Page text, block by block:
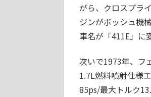
がら、クロスプラ
ジンがボッシュ機
車名が「411E」に
次いで1973年、フ
1.7L燃料噴射仕様
85ps/最大トルク